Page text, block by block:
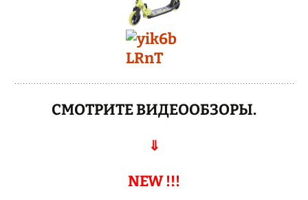
СМОТРИТЕ ВИДЕООБЗОРЫ.
⇓
NEW !!!